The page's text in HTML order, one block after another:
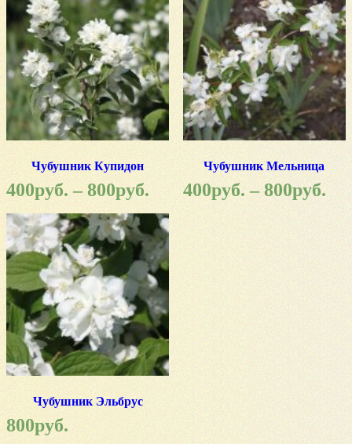
Чубушник Купидон
400руб.–800руб.
Чубушник Мельница
400руб. –800руб.
Чубушник Эльбрус
800руб.